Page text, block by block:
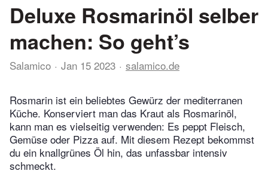
Deluxe Rosmarinöl selber
machen: So geht’s
Salamico Jan 15 2023 salamico.de
Rosmarin ist ein beliebtes Gewürz der mediterranen
Küche. Konserviert man das Kraut als Rosmarinöl,
kann man es vielseitig verwenden: Es peppt Fleisch,
Gemüse oder Pizza auf. Mit diesem Rezept bekommst
du ein knallgrünes Öl hin, das unfassbar intensiv
schmeckt.